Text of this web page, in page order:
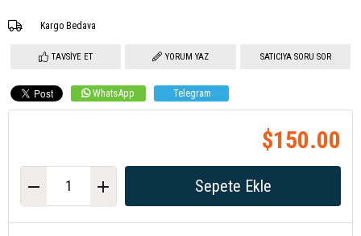
Kargo Bedava
TAVSIYE ET YORUM YAZ SATICIYA SORU SOR
WhatsApp Telegram
$150.00